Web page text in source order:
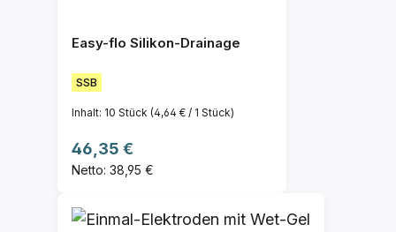
Easy-flo Silikon-Drainage
SSB
Inhalt: 10 Stück (4,64 € / 1 Stück)
Regulärer Preis:
46,35 €
Netto: 38,95 €